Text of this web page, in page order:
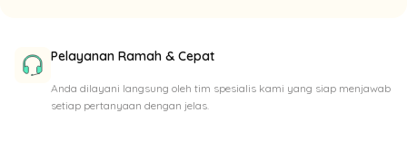
Pelayanan Ramah & Cepat
Anda dilayani langsung oleh tim spesialis kami yang siap menjawab
setiap pertanyaan dengan jelas.